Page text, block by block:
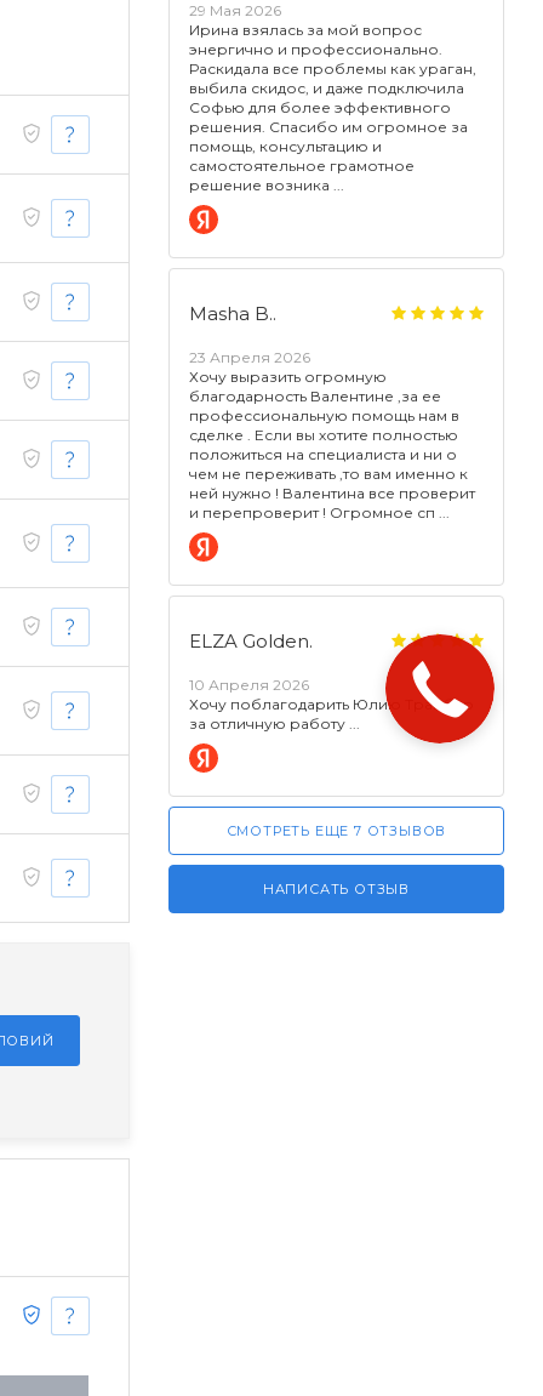
29 Мая 2026
Ирина взялась за мой вопрос
энергично и профессионально.
Раскидала все проблемы как ураган,
выбила скидос, и даже подключила
Софью для более эффективного
решения. Спасибо им огромное за
помощь, консультацию и
самостоятельное грамотное
решение возника
Masha B..
23 Апреля 2026
Хочу выразить огромную
благодарность Валентине ,за ее
профессиональную помощь нам в
сделке . Если вы хотите полностью
положиться на специалиста и ни о
чем не переживать ,то вам именно к
ней нужно ! Валентина все проверит
и перепроверит ! Огромное сп
ELZA Golden.
10 Апреля 2026
Хочу поблагодарить Юлию Трайбер
за отличную работу
СМОТРЕТЬ ЕЩЕ 7 ОТЗЫВОВ
НАПИСАТЬ ОТЗЫВ